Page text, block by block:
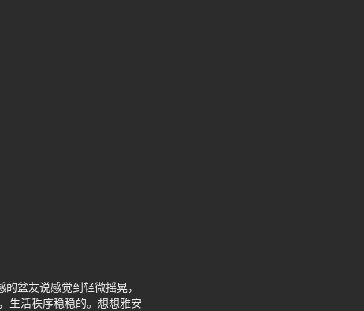
盆友说感觉到轻微摇晃，
生活秩序稳稳的。想想雅安